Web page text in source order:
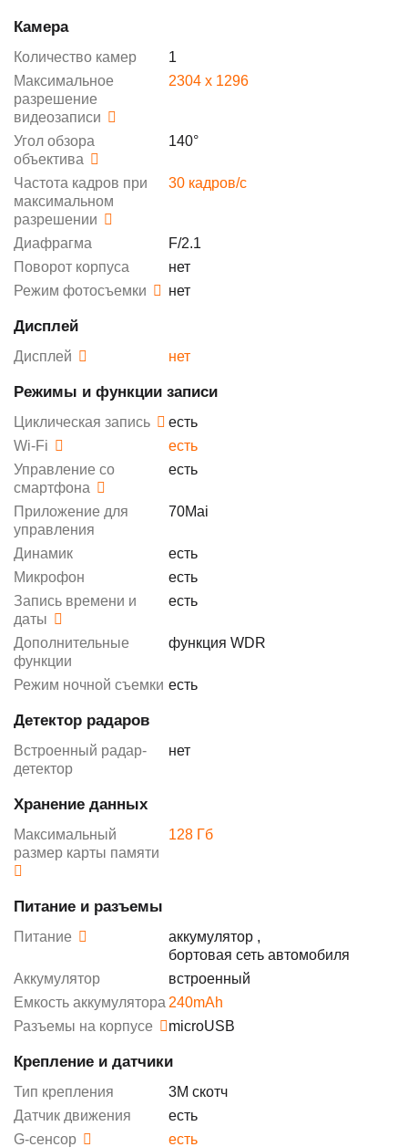
Камера
Количество камер
1
Максимальное
разрешение
видеозаписи
2304 x 1296
Угол обзора
объектива
140°
Частота кадров при
максимальном
разрешении
30 кадров/с
Диафрагма
F/2.1
Поворот корпуса
нет
Режим фотосъемки
нет
Дисплей
Дисплей нет
Режимы и функции записи
Циклическая запись
есть
Wi-Fi
есть
Управление со
смартфона
есть
Приложение для
управления
70Mai
Динамик
есть
Микрофон
есть
Запись времени и
даты
есть
Дополнительные
функции
функция WDR
Режим ночной съемки есть
Детектор радаров
Встроенный радар-
детектор
нет
Хранение данных
Максимальный
размер карты памяти
128 Гб
Питание и разъемы
Питание аккумулятор ,
бортовая сеть автомобиля
Аккумулятор
встроенный
Емкость аккумулятора 240mAh
Разъемы на корпусе
microUSB
Крепление и датчики
Тип крепления
3М скотч
Датчик движения
есть
G-сенсор
есть